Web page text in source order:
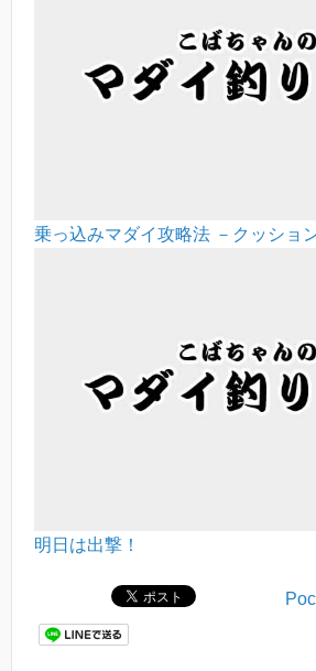
乗っ込みマダイ攻略法 －クッショ
明日は出撃！